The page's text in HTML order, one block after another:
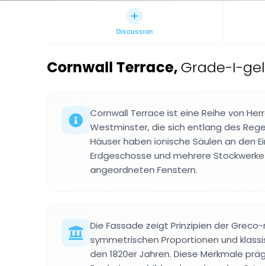
Discussion
Cornwall Terrace, Grade-I-
Cornwall Terrace ist eine Reihe von
Westminster, die sich entlang des
Häuser haben ionische Säulen an den
Erdgeschosse und mehrere
angeordneten Fenstern.
Die Fassade zeigt Prinzipien der
symmetrischen Proportionen und
den 1820er Jahren. Diese Merkmale